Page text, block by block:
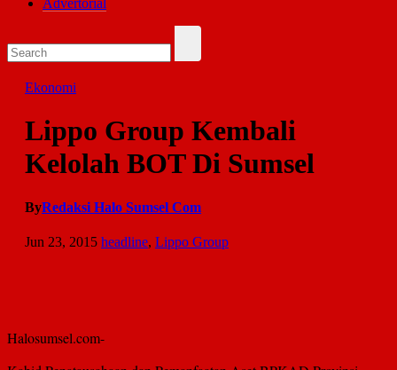
Advertorial
Ekonomi
Lippo Group Kembali
Kelolah BOT Di Sumsel
ByRedaksi Halo Sumsel Com
Jun 23, 2015 headline, Lippo Group
Halosumsel.com-